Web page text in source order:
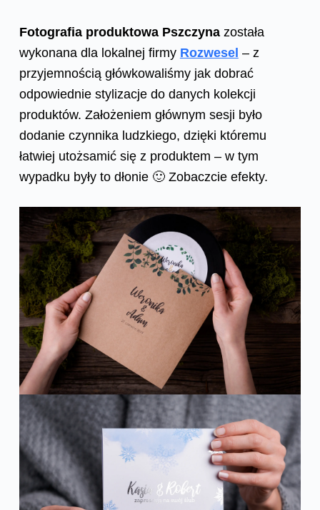
Fotografia produktowa Pszczyna została
wykonana dla lokalnej firmy Rozwesel – z
przyjemnością główkowaliśmy jak dobrać
odpowiednie stylizacje do danych kolekcji
produktów. Założeniem głównym sesji było
dodanie czynnika ludzkiego, dzięki któremu
łatwiej utożsamić się z produktem – w tym
wypadku były to dłonie 🙂 Zobaczcie efekty.